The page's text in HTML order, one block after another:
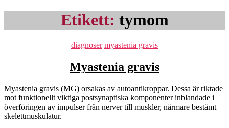
Etikett: tymom
Kategorier
diagnoser myastenia gravis
Myastenia gravis
Myastenia gravis (MG) orsakas av autoantikroppar. Dessa är riktade
mot funktionellt viktiga postsynaptiska komponenter inblandade i
överföringen av impulser från nerver till muskler, närmare bestämt
skelettmuskulatur.